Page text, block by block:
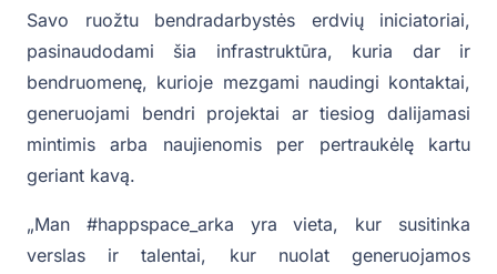
Savo ruožtu bendradarbystės erdvių iniciatoriai,
pasinaudodami šia infrastruktūra, kuria dar ir
bendruomenę, kurioje mezgami naudingi kontaktai,
generuojami bendri projektai ar tiesiog dalijamasi
mintimis arba naujienomis per pertraukėlę kartu
geriant kavą.
„Man #happspace_arka yra vieta, kur susitinka
verslas ir talentai, kur nuolat generuojamos